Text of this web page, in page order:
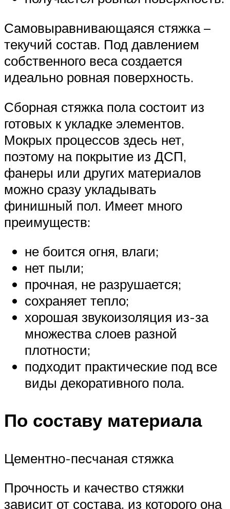
Самовыравнивающаяся стяжка –
текучий состав. Под давлением
собственного веса создается
идеально ровная поверхность.
Сборная стяжка пола состоит из
готовых к укладке элементов.
Мокрых процессов здесь нет,
поэтому на покрытие из ДСП,
фанеры или других материалов
можно сразу укладывать
финишный пол. Имеет много
преимуществ:
не боится огня, влаги;
нет пыли;
прочная, не разрушается;
сохраняет тепло;
хорошая звукоизоляция из-за
множества слоев разной
плотности;
подходит практические под все
виды декоративного пола.
По составу материала
Цементно-песчаная стяжка
Прочность и качество стяжки
зависит от состава, из которого она